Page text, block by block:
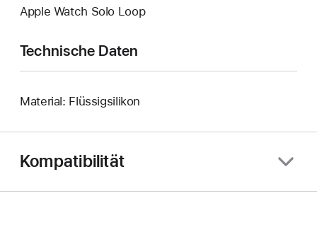
Apple Watch Solo Loop
Technische Daten
Material: Flüssigsilikon
Kompatibilität